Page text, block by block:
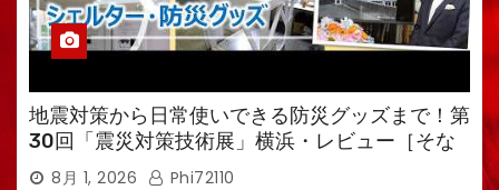
地震対策から日常使いできる防災グッズまで！第
30回「震災対策技術展」横浜・レビュー［そな
えるTV・高荷智也］
8月 1, 2026 Phi72110